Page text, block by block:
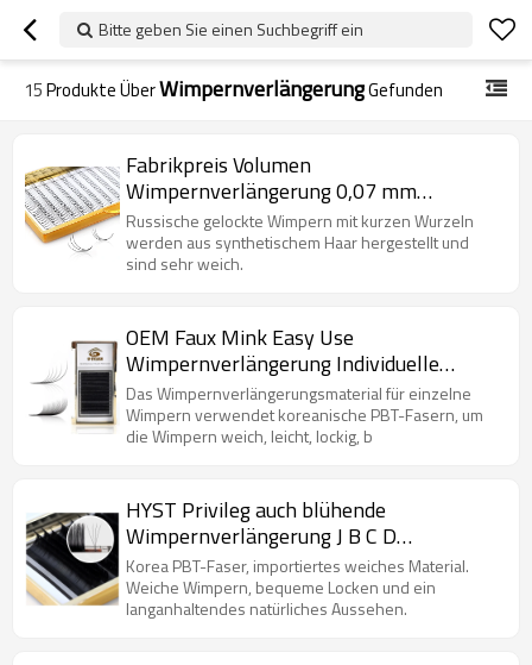
Bitte geben Sie einen Suchbegriff ein
15Produkte ÜberWimpernverlängerungGefunden
Fabrikpreis Volumen
Wimpernverlängerung 0,07 mm
Vorgefächerte 2D-10D-Wimpern
Russische gelockte Wimpern mit kurzen Wurzeln
werden aus synthetischem Haar hergestellt und
sind sehr weich.
OEM Faux Mink Easy Use
Wimpernverlängerung Individuelle
Wimpernverlängerung Für Weihnachten
Das Wimpernverlängerungsmaterial für einzelne
Wimpern verwendet koreanische PBT-Fasern, um
die Wimpern weich, leicht, lockig, b
HYST Privileg auch blühende
Wimpernverlängerung J B C D
Lockenwimpern 0,07 0,1 Wimpern
pfropfen
Korea PBT-Faser, importiertes weiches Material.
Weiche Wimpern, bequeme Locken und ein
langanhaltendes natürliches Aussehen.